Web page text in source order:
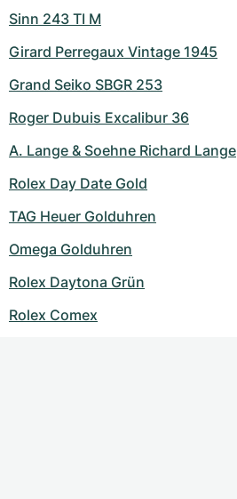
Sinn 243 TI M
Girard Perregaux Vintage 1945
Grand Seiko SBGR 253
Roger Dubuis Excalibur 36
A. Lange & Soehne Richard Lange
Rolex Day Date Gold
TAG Heuer Golduhren
Omega Golduhren
Rolex Daytona Grün
Rolex Comex